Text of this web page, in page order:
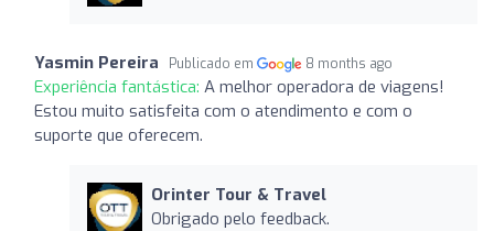
Yasmin Pereira Publicado em 8 months ago
Experiência fantástica: A melhor operadora de viagens!
Estou muito satisfeita com o atendimento e com o
suporte que oferecem.
Orinter Tour & Travel
Obrigado pelo feedback.